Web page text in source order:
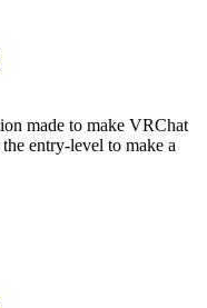
made to make VRChat
entry-level to make a